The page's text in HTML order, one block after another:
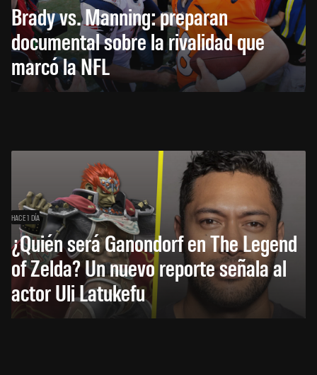
Brady vs. Manning: preparan
documental sobre la rivalidad que
marcó la NFL
HACE 1 DÍA
¿Quién será Ganondorf en The Legend
of Zelda? Un nuevo reporte señala al
actor Uli Latukefu